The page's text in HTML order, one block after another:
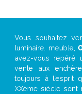
Vous souhaitez
luminaire, meuble,
avez-vous repéré
vente aux
toujours à l’esprit
XXème siècle sont